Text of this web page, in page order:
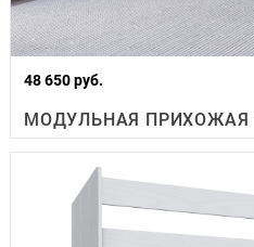
48 650 руб.
МОДУЛЬНАЯ ПРИХОЖАЯ